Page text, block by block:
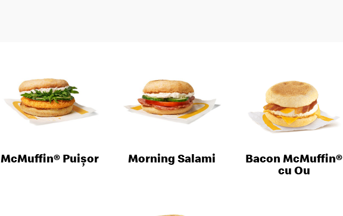
McMuffin® Puișor Morning Salami
Bacon McMuffin®
cu Ou